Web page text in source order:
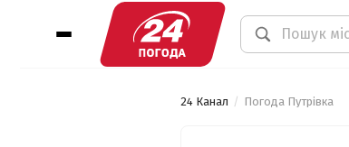
24 Канал Погода Путрівка